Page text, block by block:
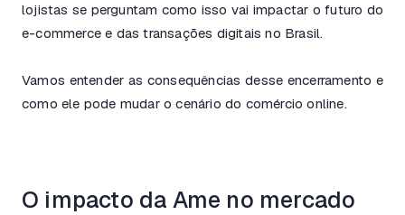
lojistas se perguntam como isso vai impactar o futuro do
e-commerce e das transações digitais no Brasil.
Vamos entender as consequências desse encerramento e
como ele pode mudar o cenário do comércio online.
O impacto da Ame no mercado